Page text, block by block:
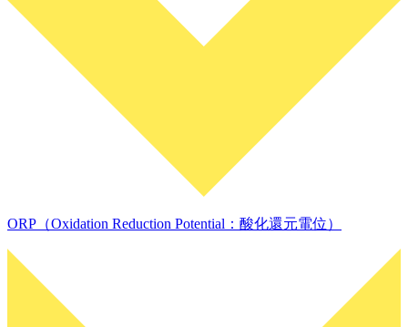
ORP（Oxidation Reduction Potential：酸化還元電位）